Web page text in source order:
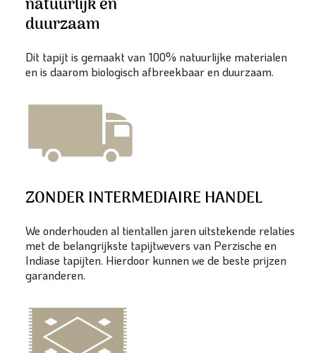
natuurlijk en
duurzaam
Dit tapijt is gemaakt van 100% natuurlijke materialen
en is daarom biologisch afbreekbaar en duurzaam.
ZONDER INTERMEDIAIRE HANDEL
We onderhouden al tientallen jaren uitstekende relaties
met de belangrijkste tapijtwevers van Perzische en
Indiase tapijten. Hierdoor kunnen we de beste prijzen
garanderen.